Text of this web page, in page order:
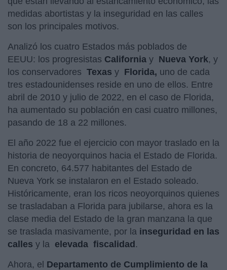
medidas abortistas y la inseguridad en las calles
son los principales motivos.
Analizó los cuatro Estados más poblados de
EEUU: los progresistas California y Nueva York, y
los conservadores Texas y Florida, uno de cada
tres estadounidenses reside en uno de ellos. Entre
abril de 2010 y julio de 2022, en el caso de Florida,
ha aumentado su población en casi cuatro millones,
pasando de 18 a 22 millones.
El año 2022 fue el ejercicio con mayor traslado en la
historia de neoyorquinos hacia el Estado de Florida.
En concreto, 64.577 habitantes del Estado de
Nueva York se instalaron en el Estado soleado.
Históricamente, eran los ricos neoyorquinos quienes
se trasladaban a Florida para jubilarse, ahora es la
clase media del Estado de la gran manzana la que
se traslada masivamente, por la inseguridad en las
calles y la elevada fiscalidad.
Ahora, el Departamento de Cumplimiento de la